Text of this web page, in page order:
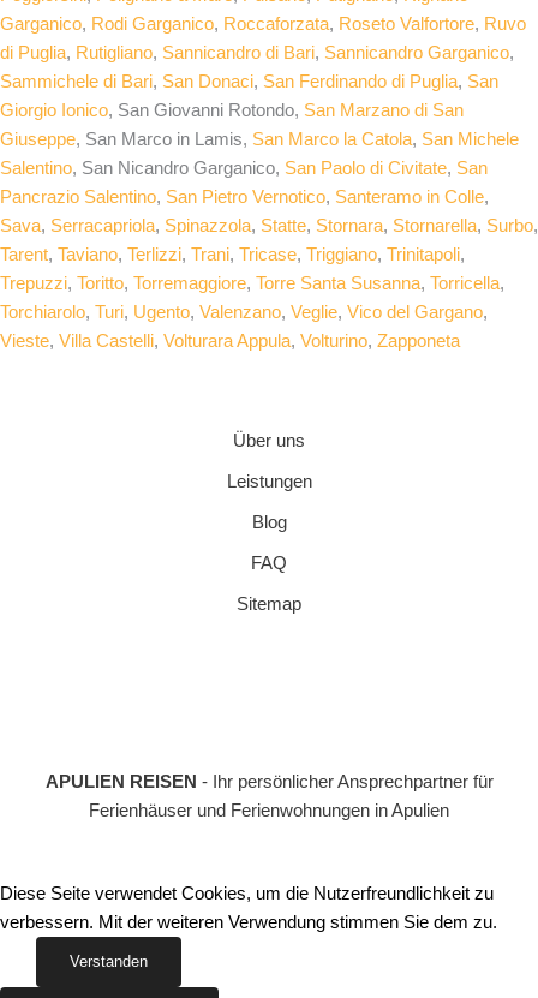
Garganico, Rodi Garganico, Roccaforzata, Roseto Valfortore, Ruvo
di Puglia, Rutigliano, Sannicandro di Bari, Sannicandro Garganico,
Sammichele di Bari, San Donaci, San Ferdinando di Puglia, San
Giorgio Ionico, San Giovanni Rotondo, San Marzano di San
Giuseppe, San Marco in Lamis, San Marco la Catola, San Michele
Salentino, San Nicandro Garganico, San Paolo di Civitate, San
Pancrazio Salentino, San Pietro Vernotico, Santeramo in Colle,
Sava, Serracapriola, Spinazzola, Statte, Stornara, Stornarella, Surbo,
Tarent, Taviano, Terlizzi, Trani, Tricase, Triggiano, Trinitapoli,
Trepuzzi, Toritto, Torremaggiore, Torre Santa Susanna, Torricella,
Torchiarolo, Turi, Ugento, Valenzano, Veglie, Vico del Gargano,
Vieste, Villa Castelli, Volturara Appula, Volturino, Zapponeta
Über uns
Leistungen
Blog
FAQ
Sitemap
APULIEN REISEN - Ihr persönlicher Ansprechpartner für
Ferienhäuser und Ferienwohnungen in Apulien
Diese Seite verwendet Cookies, um die Nutzerfreundlichkeit zu
verbessern. Mit der weiteren Verwendung stimmen Sie dem zu.
Verstanden